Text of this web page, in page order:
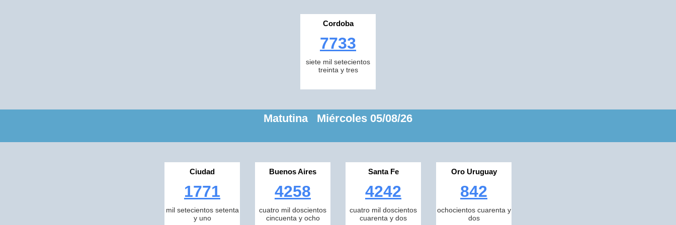
Cordoba
7733
siete mil setecientos
treinta y tres
Matutina Miércoles 05/08/26
Ciudad
1771
mil setecientos setenta
y uno
Buenos Aires
4258
cuatro mil doscientos
cincuenta y ocho
Santa Fe
4242
cuatro mil doscientos
cuarenta y dos
Oro Uruguay
842
ochocientos cuarenta y
dos